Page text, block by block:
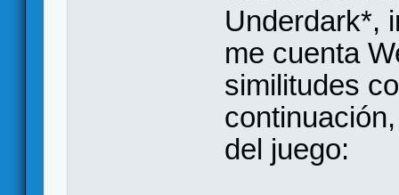
Underdark*,
me cuenta
similitudes
del juego: